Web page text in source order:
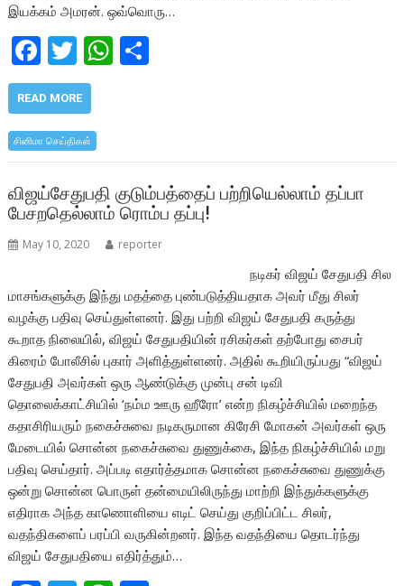
இயக்கம் அமரன். ஒவ்வொரு…
F
ac
e
b
o
o
k
T
w
itt
er
W
A
p
p
READ MORE
சினிமா செய்திகள்
விஜய்சேதுபதி குடும்பத்தைப் பற்றியெல்லாம் தப்பா
பேசறதெல்லாம் ரொம்ப தப்பு!
May 10, 2020 reporter
நடிகர் விஜய் சேதுபதி சில
மாசங்களுக்கு இந்து மதத்தை புண்படுத்தியதாக அவர் மீது சிலர்
வழக்கு பதிவு செய்துள்ளனர். இது பற்றி விஜய் சேதுபதி கருத்து
கூறாத நிலையில், விஜய் சேதுபதியின் ரசிகர்கள் தற்போது சைபர்
கிரைம் போலீசில் புகார் அளித்துள்ளனர். அதில் கூறியிருப்பது “விஜய்
சேதுபதி அவர்கள் ஒரு ஆண்டுக்கு முன்பு சன் டிவி
தொலைக்காட்சியில் ‘நம்ம ஊரு ஹீரோ’ என்ற நிகழ்ச்சியில் மறைந்த
கதாசிரியரும் நகைச்சுவை நடிகருமான கிரேசி மோகன் அவர்கள் ஒரு
மேடையில் சொன்ன நகைச்சுவை துணுக்கை, இந்த நிகழ்ச்சியில் மறு
பதிவு செய்தார். அப்படி எதார்த்தமாக சொன்ன நகைச்சுவை துணுக்கு
ஒன்று சொன்ன பொருள் தன்மையிலிருந்து மாற்றி இந்துக்களுக்கு
எதிராக அந்த காணொளியை எடிட் செய்து குறிப்பிட்ட சிலர்,
வதந்திகளைப் பரப்பி வருகின்றனர். இந்த வதந்தியை தொடர்ந்து
விஜய் சேதுபதியை எதிர்த்தும்…